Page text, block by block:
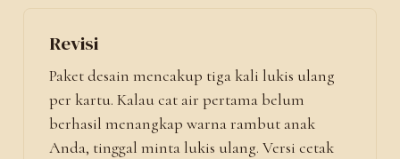
Revisi
Paket desain mencakup tiga kali lukis ulang
per kartu. Kalau cat air pertama belum
berhasil menangkap warna rambut anak
Anda, tinggal minta lukis ulang. Versi cetak